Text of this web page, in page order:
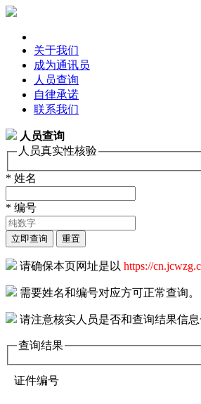
关于我们
成为通讯员
人员查询
自律承诺
联系我们
人员查询
人员真实性核验
* 姓名
* 编号
立即查询 重置
请确保本页网址是以 https://
需要姓名和编号对应方可正常查询。
请注意核实人员是否和查询结果信息
查询结果
证件编号